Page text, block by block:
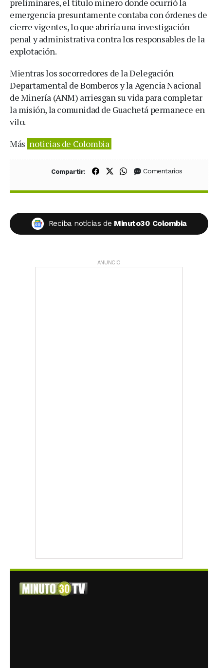
preliminares, el título minero donde ocurrió la
emergencia presuntamente contaba con órdenes de
cierre vigentes, lo que abriría una investigación
penal y administrativa contra los responsables de la
explotación.
Mientras los socorredores de la Delegación
Departamental de Bomberos y la Agencia Nacional
de Minería (ANM) arriesgan su vida para completar
la misión, la comunidad de Guachetá permanece en
vilo.
Más noticias de Colombia
Compartir: Compartir en Facebook
Compartir en X (Twitter)
Compartir en WhatsApp
Comentarios
Reciba noticias de Minuto30 Colombia
ANUNCIO